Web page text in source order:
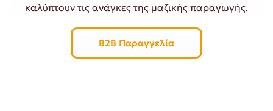
καλύπτουν τις ανάγκες της μαζικής παραγωγής.
B2B Παραγγελία